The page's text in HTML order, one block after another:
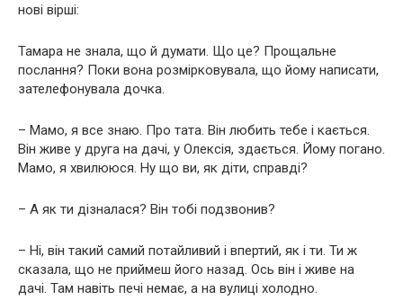
нові вірші:
Тамара не знала, що й думати. Що це? Прощальне
послання? Поки вона розмірковувала, що йому написати,
зателефонувала дочка.
– Мамо, я все знаю. Про тата. Він любить тебе і кається.
Він живе у друга на дачі, у Олексія, здається. Йому погано.
Мамо, я хвилююся. Ну що ви, як діти, справді?
– А як ти дізналася? Він тобі подзвонив?
– Ні, він такий самий потайливий і впертий, як і ти. Ти ж
сказала, що не приймеш його назад. Ось він і живе на
дачі. Там навіть печі немає, а на вулиці холодно.